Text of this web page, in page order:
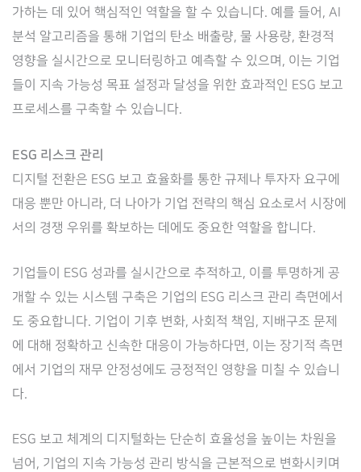
가하는 데 있어 핵심적인 역할을 할 수 있습니다. 예를 들어, AI
분석 알고리즘을 통해 기업의 탄소 배출량, 물 사용량, 환경적
영향을 실시간으로 모니터링하고 예측할 수 있으며, 이는 기업
들이 지속 가능성 목표 설정과 달성을 위한 효과적인 ESG 보고
프로세스를 구축할 수 있습니다.
ESG 리스크 관리
디지털 전환은 ESG 보고 효율화를 통한 규제나 투자자 요구에
대응 뿐만 아니라, 더 나아가 기업 전략의 핵심 요소로서 시장에
서의 경쟁 우위를 확보하는 데에도 중요한 역할을 합니다.
기업들이 ESG 성과를 실시간으로 추적하고, 이를 투명하게 공
개할 수 있는 시스템 구축은 기업의 ESG 리스크 관리 측면에서
도 중요합니다. 기업이 기후 변화, 사회적 책임, 지배구조 문제
에 대해 정확하고 신속한 대응이 가능하다면, 이는 장기적 측면
에서 기업의 재무 안정성에도 긍정적인 영향을 미칠 수 있습니
다.
ESG 보고 체계의 디지털화는 단순히 효율성을 높이는 차원을
넘어, 기업의 지속 가능성 관리 방식을 근본적으로 변화시키며